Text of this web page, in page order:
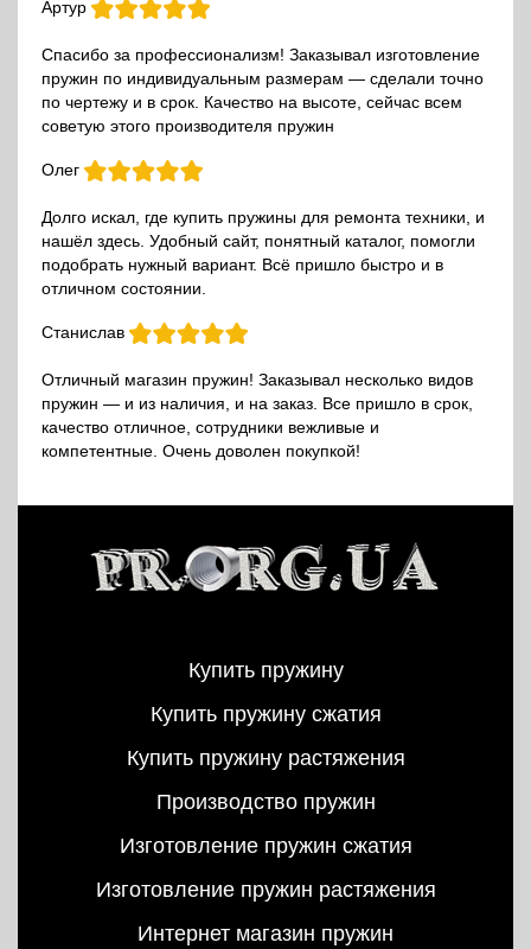
Артур
Спасибо за профессионализм! Заказывал изготовление
пружин по индивидуальным размерам — сделали точно
по чертежу и в срок. Качество на высоте, сейчас всем
советую этого производителя пружин
Олег
Долго искал, где купить пружины для ремонта техники, и
нашёл здесь. Удобный сайт, понятный каталог, помогли
подобрать нужный вариант. Всё пришло быстро и в
отличном состоянии.
Станислав
Отличный магазин пружин! Заказывал несколько видов
пружин — и из наличия, и на заказ. Все пришло в срок,
качество отличное, сотрудники вежливые и
компетентные. Очень доволен покупкой!
Купить пружину
Купить пружину сжатия
Купить пружину растяжения
Производство пружин
Изготовление пружин сжатия
Изготовление пружин растяжения
Интернет магазин пружин